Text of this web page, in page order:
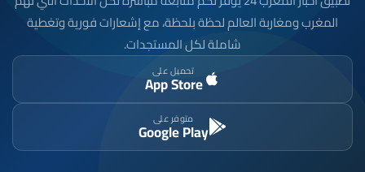
المغرب ومغاربة العالم لحظة بلحظة، مع إشعارات فورية وتغطية
شاملة لكل المستجدات.
تحميل على
App Store
متوفر على
Google Play